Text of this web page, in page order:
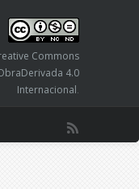
Commons
4.0
Internacional